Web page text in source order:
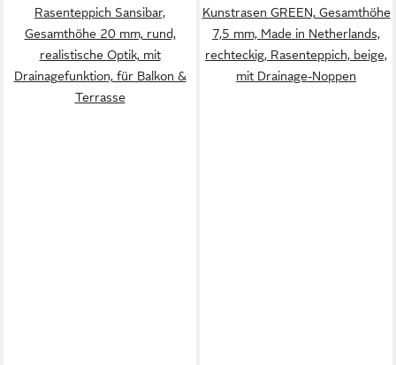
Rasenteppich Sansibar,
Gesamthöhe 20 mm, rund,
realistische Optik, mit
Drainagefunktion, für Balkon &
Terrasse
Kunstrasen GREEN, Gesamthöhe
7,5 mm, Made in Netherlands,
rechteckig, Rasenteppich, beige,
mit Drainage-Noppen